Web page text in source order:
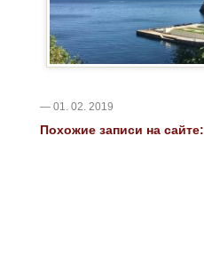
— 01. 02. 2019
Похожие записи на сайте: